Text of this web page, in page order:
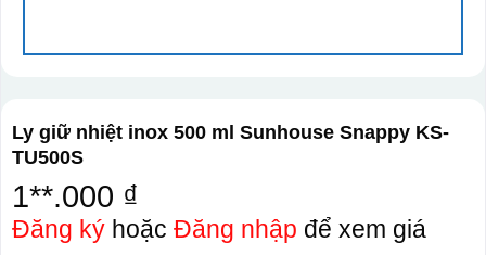
Ly giữ nhiệt inox 500 ml Sunhouse Snappy KS-
TU500S
1**.000 ₫
Đăng kýhoặc Đăng nhập để xem giá